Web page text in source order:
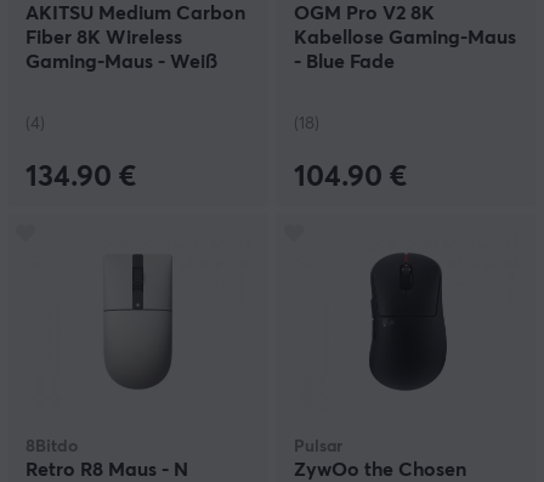
AKITSU Medium Carbon
Fiber 8K Wireless
Gaming-Maus - Weiß
(4)
134.90 €
OGM Pro V2 8K
Kabellose Gaming-Maus
- Blue Fade
(18)
104.90 €
8Bitdo
Retro R8 Maus - N
Pulsar
ZywOo the Chosen